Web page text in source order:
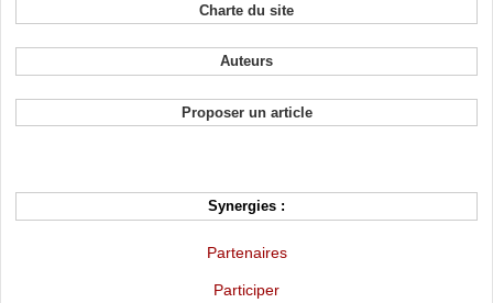
Charte du site
Auteurs
Proposer un article
Synergies :
Partenaires
Participer